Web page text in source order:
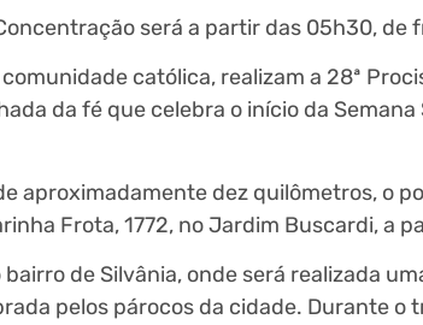
será a partir das 05h30, de
católica, realizam a 28ª
da fé que celebra o início da
aproximadamente dez quilômetros, o
Frota, 1772, no Jardim Buscardi, a
de Silvânia, onde será realizada
pelos párocos da cidade. Durante